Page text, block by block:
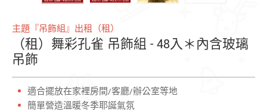
主題『吊飾組』出租（租）
（租）舞彩孔雀 吊飾組 - 48入＊內含玻璃
吊飾
適合擺放在家裡房間/客廳/辦公室等地
簡單營造溫暖冬季耶誕氣氛